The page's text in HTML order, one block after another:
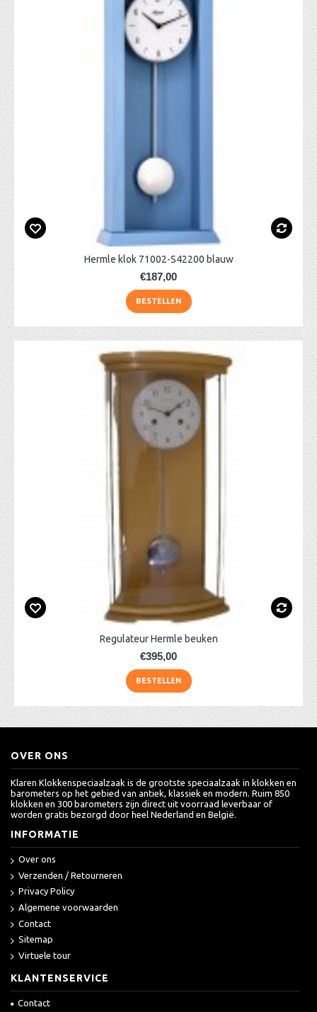
Hermle klok 71002-S42200 blauw
€187,00
BESTELLEN
Regulateur Hermle beuken
€395,00
BESTELLEN
OVER ONS
Klaren Klokkenspeciaalzaak is de grootste speciaalzaak in klokken en
barometers op het gebied van antiek, klassiek en modern. Ruim 850
klokken en 300 barometers zijn direct uit voorraad leverbaar of
worden gratis bezorgd door heel Nederland en België.
INFORMATIE
Over ons
Verzenden / Retourneren
Privacy Policy
Algemene voorwaarden
Contact
Sitemap
Virtuele tour
KLANTENSERVICE
Contact